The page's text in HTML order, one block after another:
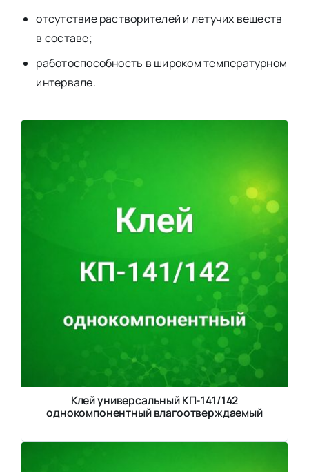
отсутствие растворителей и летучих веществ
в составе;
работоспособность в широком температурном
интервале.
Клей универсальный КП-141/142
однокомпонентный влагоотверждаемый